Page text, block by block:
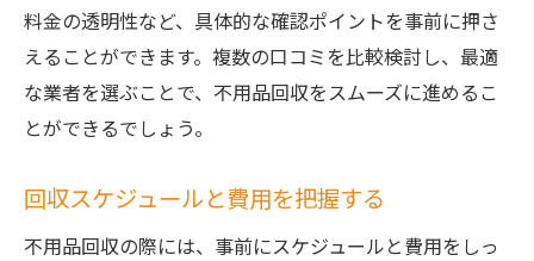
料金の透明性など、具体的な確認ポイントを事前に押さ
えることができます。複数の口コミを比較検討し、最適
な業者を選ぶことで、不用品回収をスムーズに進めるこ
とができるでしょう。
回収スケジュールと費用を把握する
不用品回収の際には、事前にスケジュールと費用をしっ